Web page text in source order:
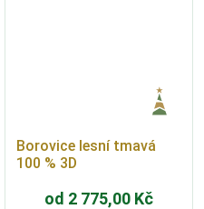
Borovice lesní tmavá
100 % 3D
od 2 775,00 Kč